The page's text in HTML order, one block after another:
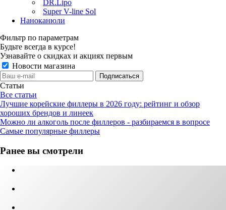
DR.Lipo
Super V-line Sol
Наноканюли
Фильтр по параметрам
Будьте всегда в курсе!
Узнавайте о скидках и акциях первым
Новости магазина
Статьи
Все статьи
Лучшие корейские филлеры в 2026 году: рейтинг и обзор
хороших брендов и линеек
Можно ли алкоголь после филлеров - разбираемся в вопросе
Самые популярные филлеры
Ранее вы смотрели